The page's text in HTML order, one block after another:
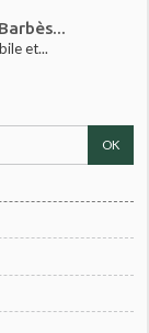
et...